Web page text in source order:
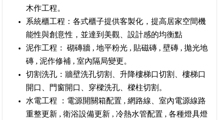
木作工程。
系統櫃工程：各式櫃子提供客製化，提高居家空間機
能性與創意性，並達到美觀、設計感的均衡點
泥作工程： 砌磚牆 , 地平粉光 , 貼磁磚 , 壁磚 , 拋光地
磚 , 泥作修補 , 室內隔局變更。
切割洗孔：牆壁洗孔切割、升降樓梯口切割、樓梯口
開口、門窗開口、穿樑洗孔、樑柱切割。
水電工程 ：電源開關箱配置 , 網路線、室內電源線路
重整更新 , 衛浴設備更新 , 冷熱水管配置 , 各種燈具燈